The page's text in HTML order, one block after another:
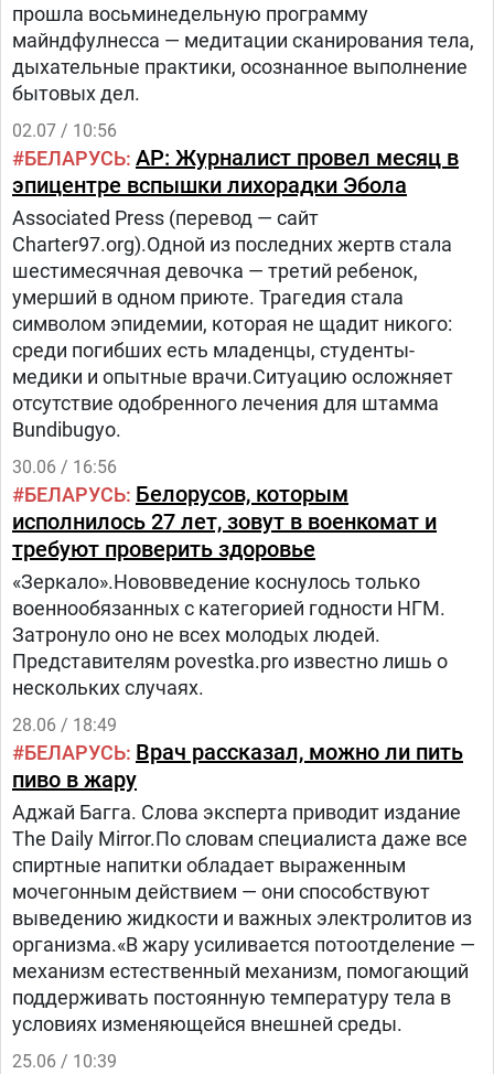
прошла восьминедельную программу
майндфулнесса — медитации сканирования тела,
дыхательные практики, осознанное выполнение
бытовых дел.
02.07 / 10:56
БЕЛАРУСЬ AP: Журналист провел месяц в
эпицентре вспышки лихорадки Эбола
Associated Press (перевод — сайт
Charter97.org).Одной из последних жертв стала
шестимесячная девочка — третий ребенок,
умерший в одном приюте. Трагедия стала
символом эпидемии, которая не щадит никого:
среди погибших есть младенцы, студенты-
медики и опытные врачи.Ситуацию осложняет
отсутствие одобренного лечения для штамма
Bundibugyo.
30.06 / 16:56
БЕЛАРУСЬ Белорусов, которым
исполнилось 27 лет, зовут в военкомат и
требуют проверить здоровье
«Зеркало».Нововведение коснулось только
военнообязанных с категорией годности НГМ.
Затронуло оно не всех молодых людей.
Представителям povestka.pro известно лишь о
нескольких случаях.
28.06 / 18:49
БЕЛАРУСЬ Врач рассказал, можно ли пить
пиво в жару
Аджай Багга. Слова эксперта приводит издание
The Daily Mirror.По словам специалиста даже все
спиртные напитки обладает выраженным
мочегонным действием — они способствуют
выведению жидкости и важных электролитов из
организма.«В жару усиливается потоотделение —
механизм естественный механизм, помогающий
поддерживать постоянную температуру тела в
условиях изменяющейся внешней среды.
25.06 / 10:39